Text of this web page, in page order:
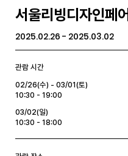
서울리빙디자인페어
2025.02.26 - 2025.03.02
관람 시간
02/26(수) - 03/01(토)
10:30 - 19:00
03/02(일)
10:30 - 18:00